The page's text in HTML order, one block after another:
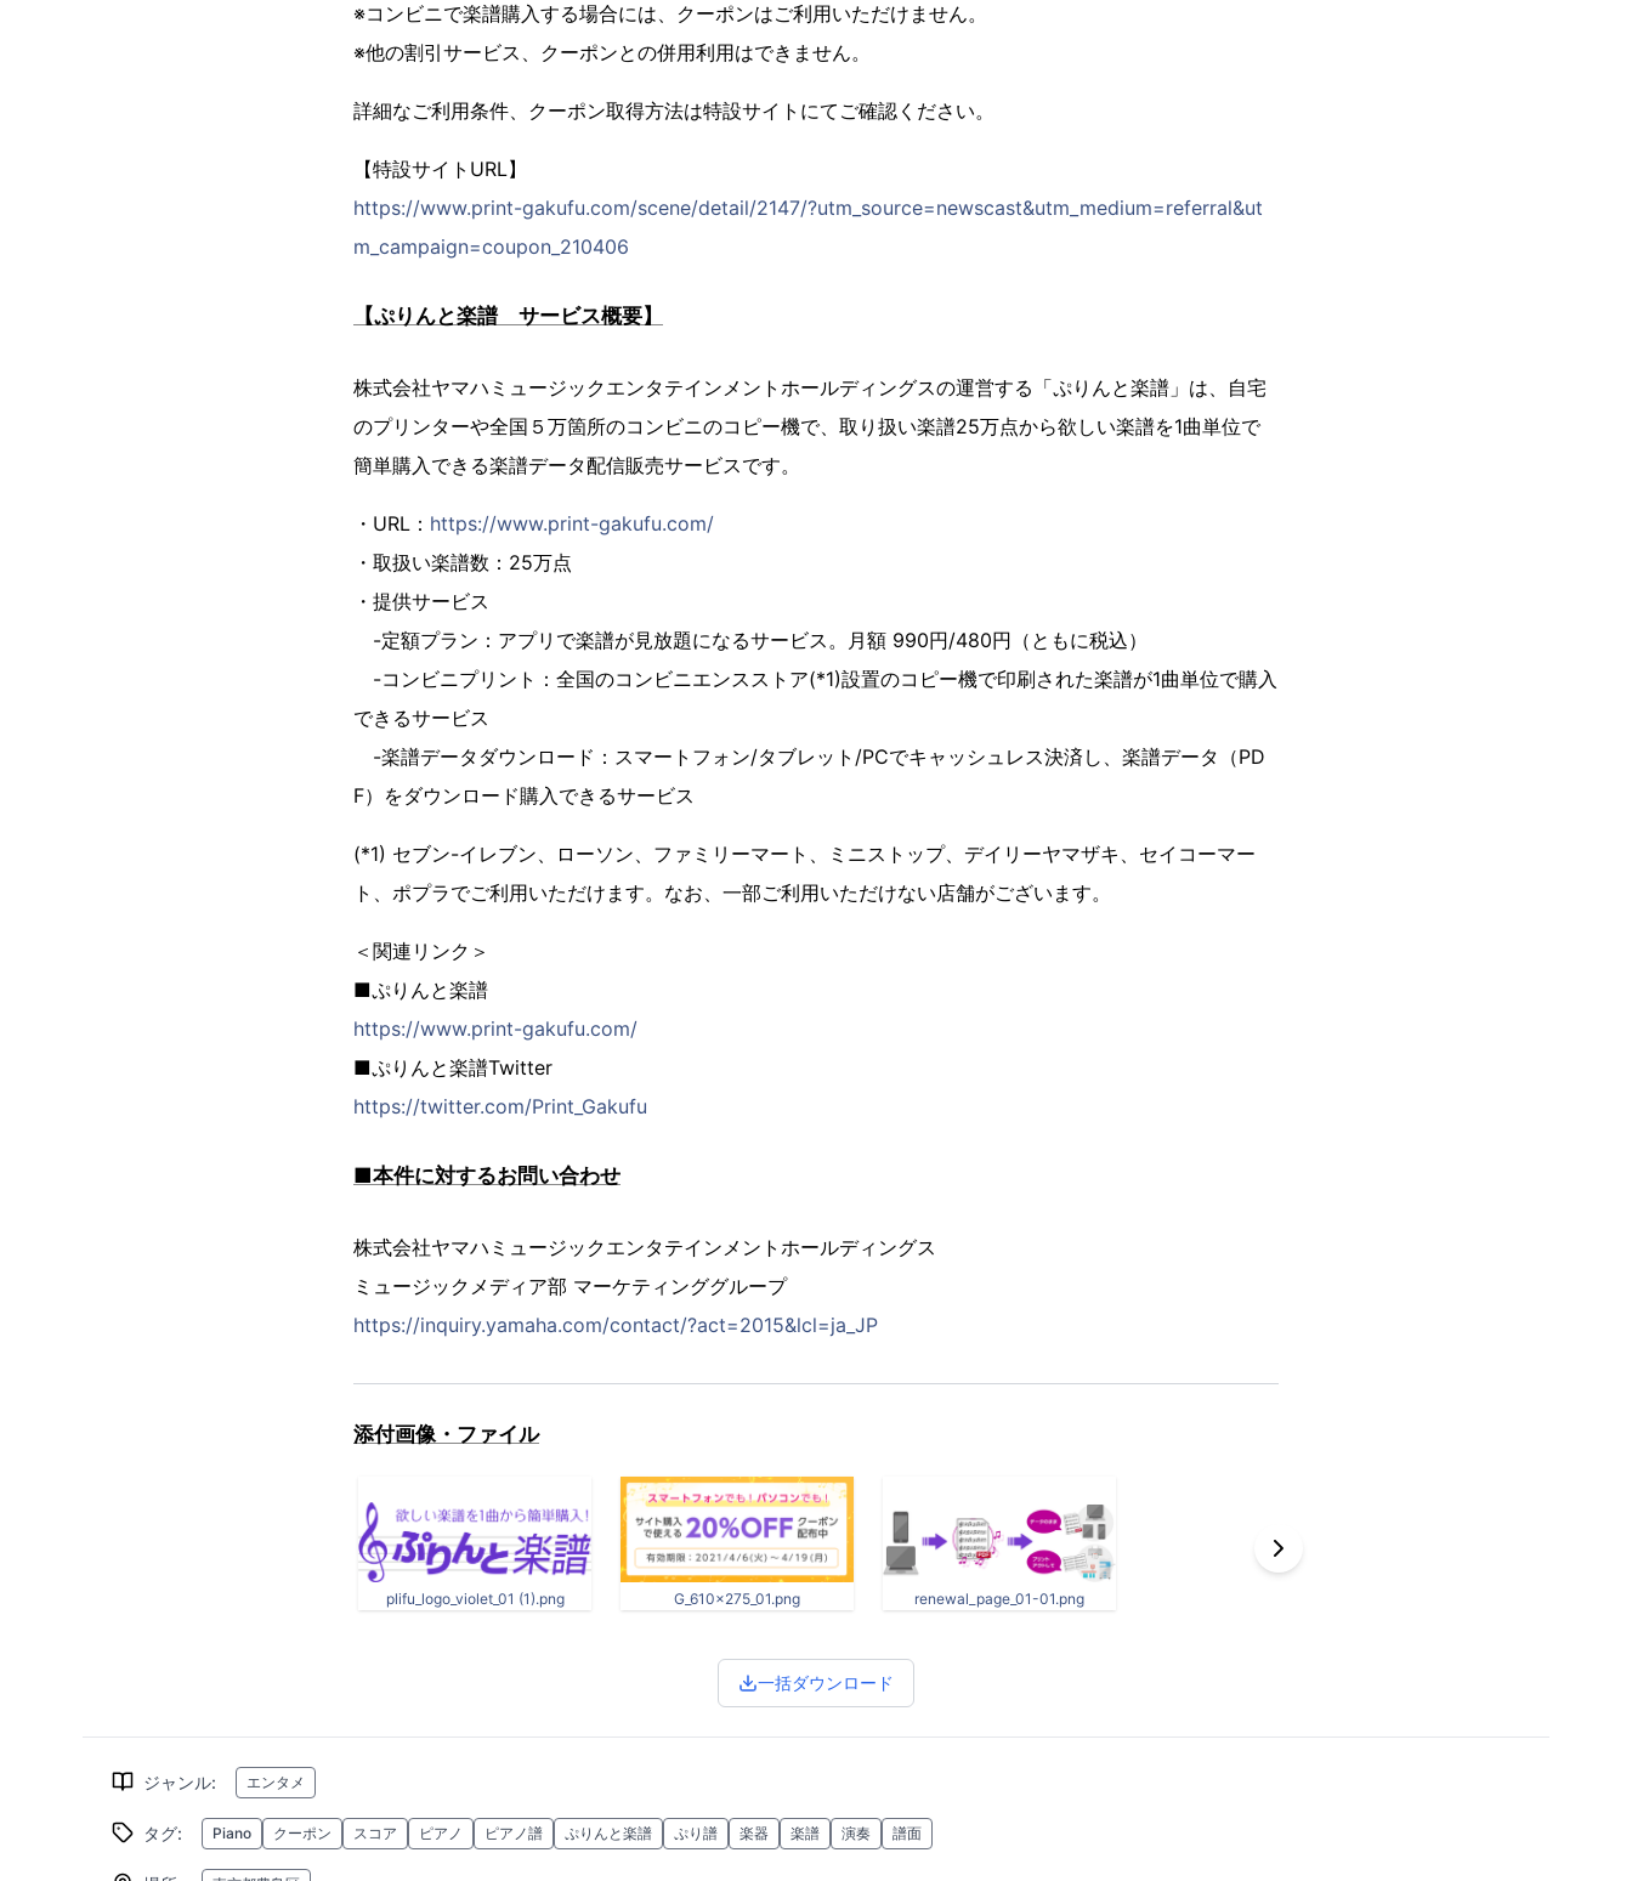
※コンビニで楽譜購入する場合には、クーポンはご利用いただけません。
※他の割引サービス、クーポンとの併用利用はできません。
詳細なご利用条件、クーポン取得方法は特設サイトにてご確認ください。
【特設サイトURL】
https://www.print-gakufu.com/scene/detail/2147/?utm_source=newscast&utm_medium=referral&ut
m_campaign=coupon_210406
【ぷりんと楽譜 サービス概要】
株式会社ヤマハミュージックエンタテインメントホールディングスの運営する「ぷりんと楽譜」は、自宅
のプリンターや全国５万箇所のコンビニのコピー機で、取り扱い楽譜25万点から欲しい楽譜を1曲単位で
簡単購入できる楽譜データ配信販売サービスです。
・URL： https://www.print-gakufu.com/
・取扱い楽譜数：25万点
・提供サービス
-定額プラン：アプリで楽譜が見放題になるサービス。月額 990円/480円（ともに税込）
-コンビニプリント：全国のコンビニエンスストア(*1)設置のコピー機で印刷された楽譜が1曲単位で購入
できるサービス
-楽譜データダウンロード：スマートフォン/タブレット/PCでキャッシュレス決済し、楽譜データ（PD
F）をダウンロード購入できるサービス
(*1) セブン-イレブン、ローソン、ファミリーマート、ミニストップ、デイリーヤマザキ、セイコーマー
ト、ポプラでご利用いただけます。なお、一部ご利用いただけない店舗がございます。
＜関連リンク＞
■ぷりんと楽譜
https://www.print-gakufu.com/
■ぷりんと楽譜Twitter
https://twitter.com/Print_Gakufu
■本件に対するお問い合わせ
株式会社ヤマハミュージックエンタテインメントホールディングス
ミュージックメディア部 マーケティンググループ
https://inquiry.yamaha.com/contact/?act=2015&lcl=ja_JP
添付画像・ファイル
plifu_logo_violet_01 (1).png G_610x275_01.png renewal_page_01-01.png
一括ダウンロード
ジャンル: エンタメ
タグ: Piano クーポン スコア ピアノ ピアノ譜 ぷりんと楽譜 ぷり譜 楽器 楽譜 演奏 譜面